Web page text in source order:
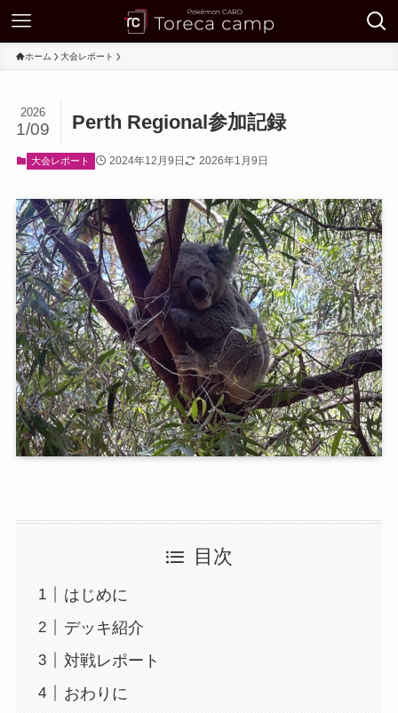
ホーム 大会レポート
Perth Regional参加記録
2026
1/09
大会レポート 2024年12月9日 2026年1月9日
目次
はじめに
デッキ紹介
対戦レポート
おわりに